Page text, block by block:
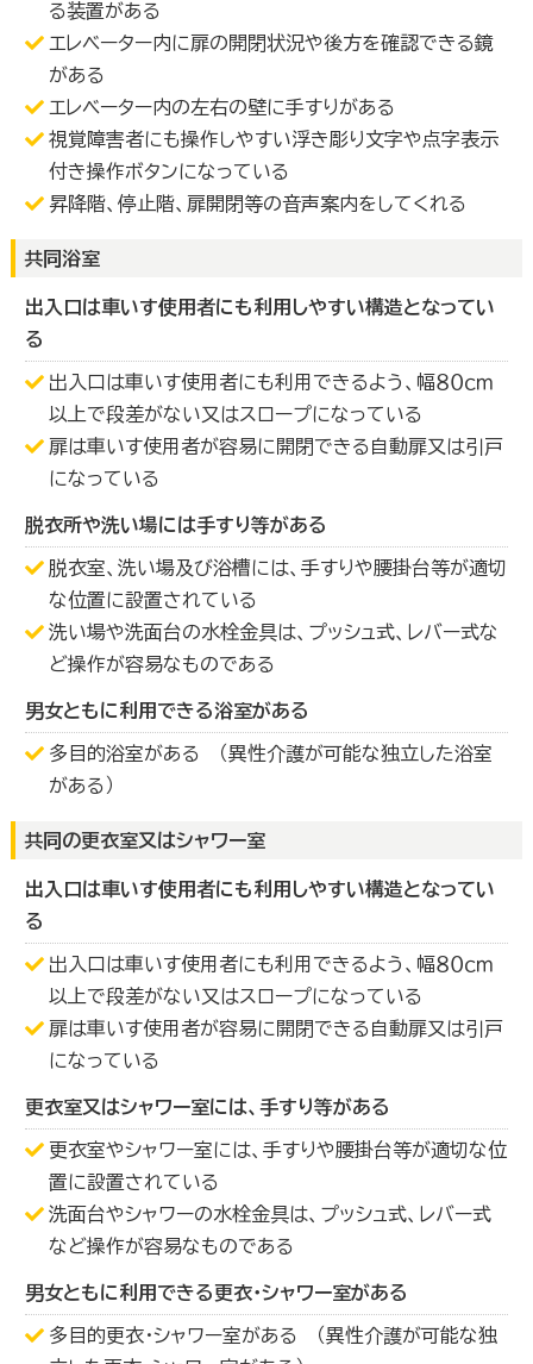
る装置がある
エレベーター内に扉の開閉状況や後方を確認できる鏡
がある
エレベーター内の左右の壁に手すりがある
視覚障害者にも操作しやすい浮き彫り文字や点字表示
付き操作ボタンになっている
昇降階、停止階、扉開閉等の音声案内をしてくれる
共同浴室
出入口は車いす使用者にも利用しやすい構造となってい
る
出入口は車いす使用者にも利用できるよう、幅８０ｃｍ
以上で段差がない又はスロープになっている
扉は車いす使用者が容易に開閉できる自動扉又は引戸
になっている
脱衣所や洗い場には手すり等がある
脱衣室、洗い場及び浴槽には、手すりや腰掛台等が適切
な位置に設置されている
洗い場や洗面台の水栓金具は、プッシュ式、レバー式な
ど操作が容易なものである
男女ともに利用できる浴室がある
多目的浴室がある （異性介護が可能な独立した浴室
がある）
共同の更衣室又はシャワー室
出入口は車いす使用者にも利用しやすい構造となってい
る
出入口は車いす使用者にも利用できるよう、幅８０ｃｍ
以上で段差がない又はスロープになっている
扉は車いす使用者が容易に開閉できる自動扉又は引戸
になっている
更衣室又はシャワー室には、手すり等がある
更衣室やシャワー室には、手すりや腰掛台等が適切な位
置に設置されている
洗面台やシャワーの水栓金具は、プッシュ式、レバー式
など操作が容易なものである
男女ともに利用できる更衣・シャワー室がある
多目的更衣・シャワー室がある （異性介護が可能な独